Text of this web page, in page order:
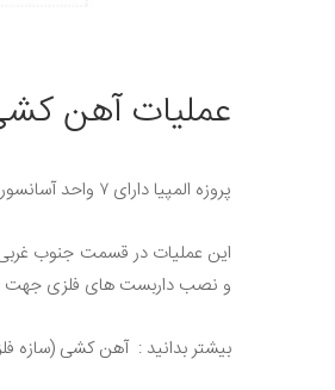
عملیات آهن کشی
پروزه المپیا دارای ۷ واحد آسانسور در قسمت های مختلف طبقات می باشد ، که با توجه به نیاز و راحتی استفاده کنندگان توسط طراح لحاظ گردیده است .
این عملیات در قسمت جنوب غربی
و نصب داربست های فلزی جهت
بیشتر بدانید : آهن کشی (سازه